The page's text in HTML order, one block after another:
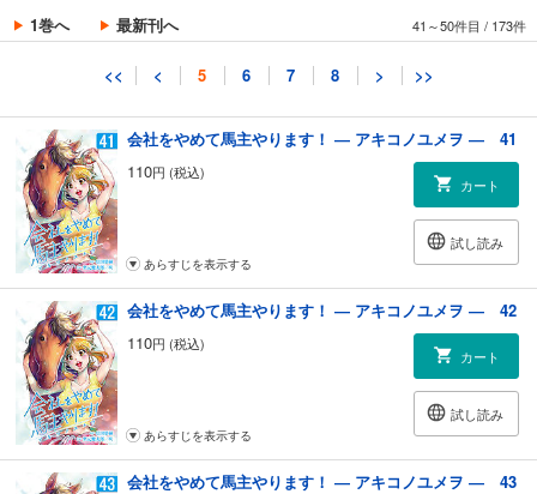
1巻へ 最新刊へ 41～50件目 / 173件
<< < 5 6 7 8 > >>
会社をやめて馬主やります！ ― アキコノユメヲ ― 41
110円 (税込)
カート
試し読み
あらすじを表示する
会社をやめて馬主やります！ ― アキコノユメヲ ― 42
110円 (税込)
カート
試し読み
あらすじを表示する
会社をやめて馬主やります！ ― アキコノユメヲ ― 43